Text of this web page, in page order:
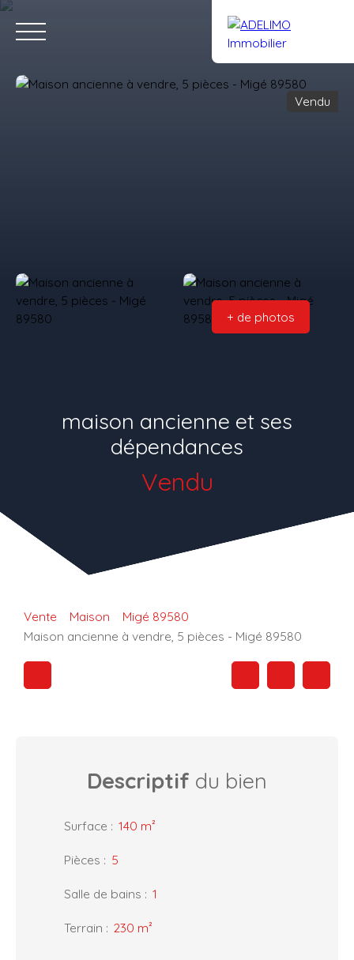
Vendu
+ de photos
maison ancienne et ses
dépendances
Vendu
Vente Maison
Migé 89580
Maison ancienne à vendre, 5 pièces - Migé 89580
Descriptif du bien
Surface : 140 m²
Pièces : 5
Salle de bains : 1
Terrain : 230 m²